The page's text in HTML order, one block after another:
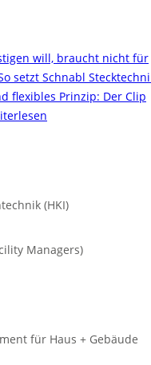
will, braucht nicht für
setzt Schnabl
flexibles Prinzip: Der Clip
(HKI)
Managers)
für Haus + Gebäude